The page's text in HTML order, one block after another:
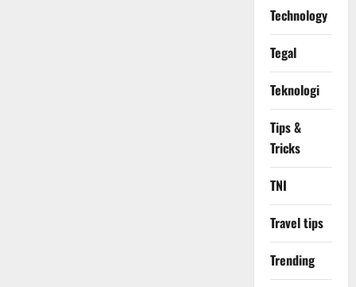
Technology
Tegal
Teknologi
Tips &
Tricks
TNI
Travel tips
Trending